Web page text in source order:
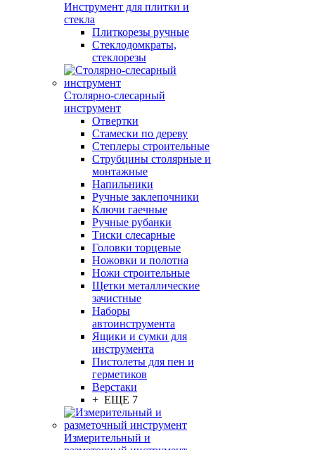
Инструмент для плитки и
стекла
Плиткорезы ручные
Стеклодомкраты,
стеклорезы
Столярно-слесарный
инструмент
Отвертки
Стамески по дереву
Степлеры строительные
Струбцины столярные и
монтажные
Напильники
Ручные заклепочники
Ключи гаечные
Ручные рубанки
Тиски слесарные
Головки торцевые
Ножовки и полотна
Ножи строительные
Щетки металлические
зачистные
Наборы
автоинструмента
Ящики и сумки для
инструмента
Пистолеты для пен и
герметиков
Верстаки
+ ЕЩЕ 7
Измерительный и